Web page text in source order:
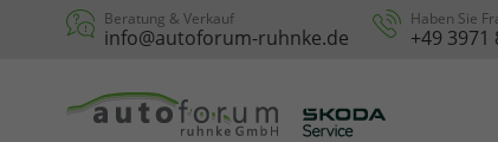
Beratung & Verkauf
info@autoforum-ruhnke.de
Haben Sie
+49 3971